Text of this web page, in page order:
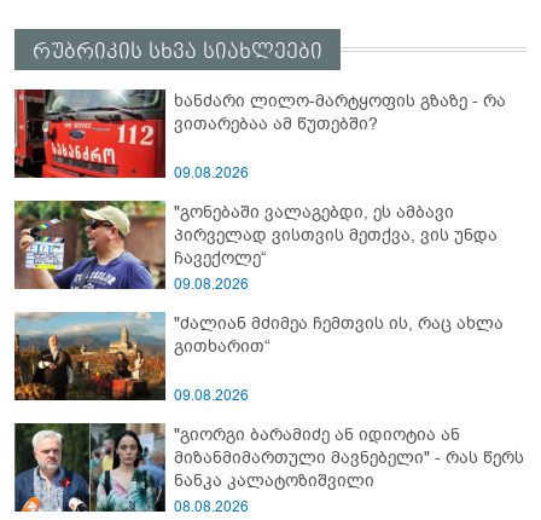
რუბრიკის სხვა სიახლეები
ხანძარი ლილო-მარტყოფის გზაზე - რა
ვითარებაა ამ წუთებში?
09.08.2026
"გონებაში ვალაგებდი, ეს ამბავი
პირველად ვისთვის მეთქვა, ვის უნდა
ჩავექოლე“
09.08.2026
"ძალიან მძიმეა ჩემთვის ის, რაც ახლა
გითხარით“
09.08.2026
"გიორგი ბარამიძე ან იდიოტია ან
მიზანმიმართული მავნებელი" - რას წერს
ნანკა კალატოზიშვილი
08.08.2026